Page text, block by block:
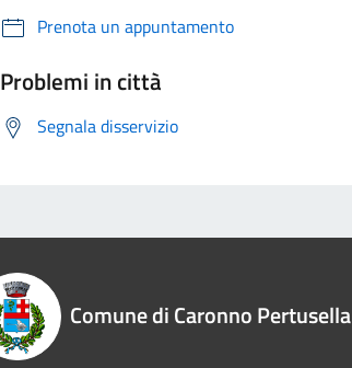
Prenota un appuntamento
Problemi in città
Segnala disservizio
Comune di Caronno Pertusella